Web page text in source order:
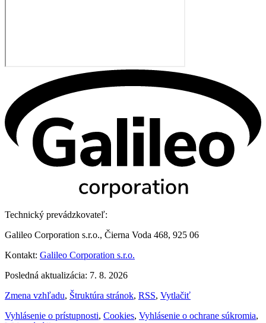
Technický prevádzkovateľ:
Galileo Corporation s.r.o., Čierna Voda 468, 925 06
Kontakt: Galileo Corporation s.r.o.
Posledná aktualizácia: 7. 8. 2026
Zmena vzhľadu, Štruktúra stránok, RSS, Vytlačiť
Vyhlásenie o prístupnosti, Cookies, Vyhlásenie o ochrane súkromia,